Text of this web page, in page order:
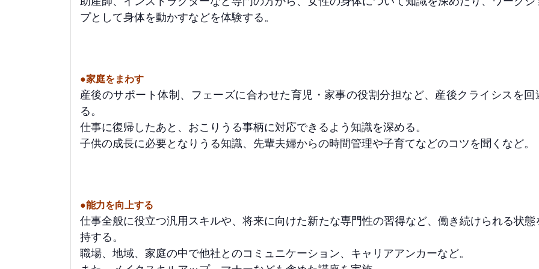
プとして身体を動かすなどを体験する。
●家庭をまわす
産後のサポート体制、フェーズに合わせた育児・家事の役割分担など、産後クライシスを回
る。
仕事に復帰したあと、おこりうる事柄に対応できるよう知識を深める。
子供の成長に必要となりうる知識、先輩夫婦からの時間管理や子育てなどのコツを聞くなど。
●能力を向上する
仕事全般に役立つ汎用スキルや、将来に向けた新たな専門性の習得など、働き続けられる状態
持する。
職場、地域、家庭の中で他社とのコミュニケーション、キャリアアンカーなど。